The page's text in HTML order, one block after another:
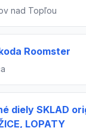
nad Topľou
Roomster
diely SKLAD
LOPATY